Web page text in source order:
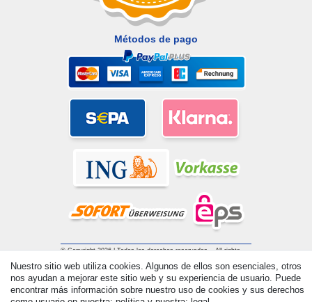
Métodos de pago
© Copyright 2026 | Todos los derechos reservados. - All rights
reserved. Prices incl. VAT. 19% VAT Basic prices see article detail
| * Applies to deliveries to the UK!
Nuestro sitio web utiliza cookies. Algunos de ellos son esenciales, otros
nos ayudan a mejorar este sitio web y su experiencia de usuario. Puede
encontrar más información sobre nuestro uso de cookies y sus derechos